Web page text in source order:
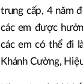
trung cấp, 4 năm
các em được
các em có thể đi
Khánh Cường,